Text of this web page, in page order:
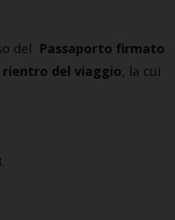
del Passaporto firmato
rientro del viaggio, la cui